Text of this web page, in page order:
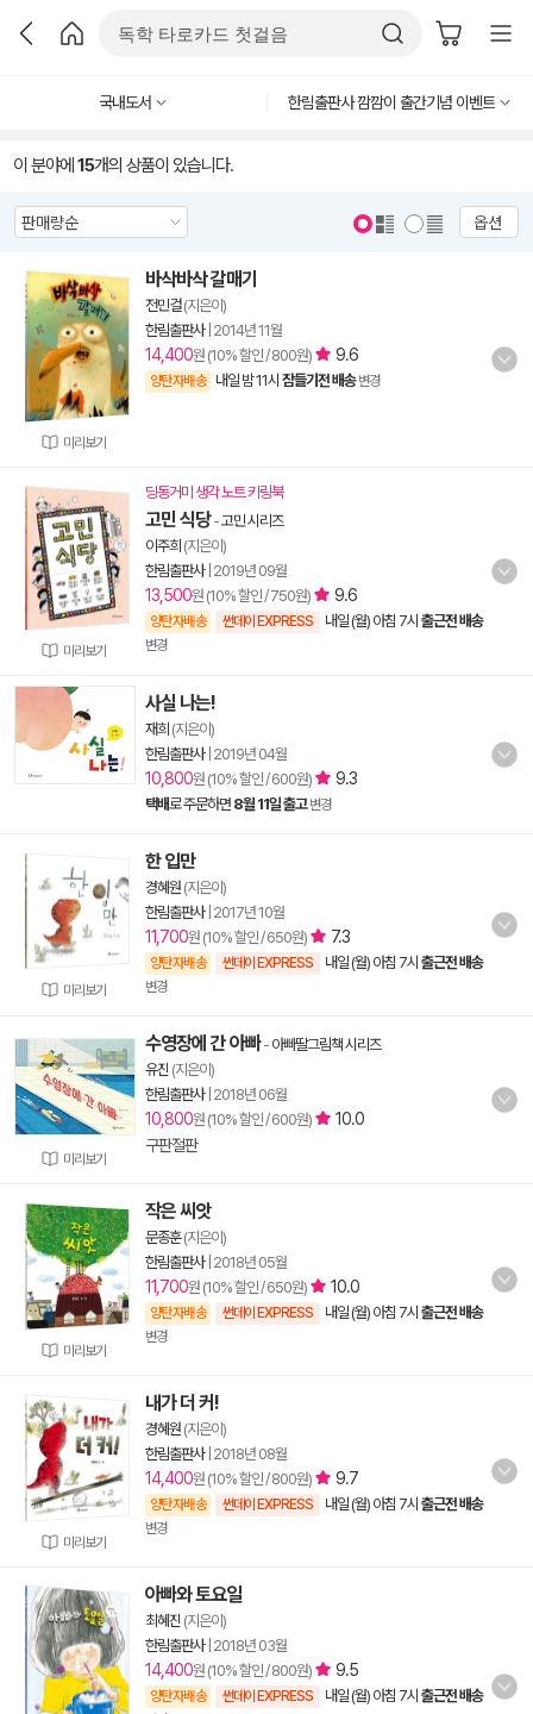
국내도서 한림출판사 깜깜이 출간기념 이벤트
이 분야에 15개의 상품이 있습니다.
옵션
미리보기
바삭바삭 갈매기
전민걸(지은이)
한림출판사| 2014년 11월
14,400원 (10% 할인 / 800원) 9.6
양탄자배송 내일 밤 11시 잠들기전 배송 변경
미리보기
딩동거미 생각 노트 키링북
고민 식당-고민 시리즈
이주희 (지은이)
한림출판사| 2019년 09월
13,500원 (10% 할인 / 750원) 9.6
양탄자배송 썬데이 EXPRESS 내일 (월) 아침 7시 출근전 배송
변경
사실 나는!
재희 (지은이)
한림출판사| 2019년 04월
10,800원 (10% 할인 / 600원) 9.3
택배로 주문하면 8월 11일 출고 변경
미리보기
한 입만
경혜원 (지은이)
한림출판사| 2017년 10월
11,700원 (10% 할인 / 650원) 7.3
양탄자배송 썬데이 EXPRESS 내일 (월) 아침 7시 출근전 배송
변경
미리보기
수영장에 간 아빠- 아빠딸그림책 시리즈
유진 (지은이)
한림출판사| 2018년 06월
10,800원 (10% 할인 / 600원)
10.0
구판절판
미리보기
작은 씨앗
문종훈(지은이)
한림출판사| 2018년 05월
11,700원 (10% 할인 / 650원) 10.0
양탄자배송 썬데이 EXPRESS 내일 (월) 아침 7시 출근전 배송
변경
미리보기
내가 더 커!
경혜원 (지은이)
한림출판사| 2018년 08월
14,400원 (10% 할인 / 800원) 9.7
양탄자배송 썬데이 EXPRESS 내일 (월) 아침 7시 출근전 배송
변경
아빠와 토요일
최혜진 (지은이)
한림출판사| 2018년 03월
14,400원 (10% 할인 / 800원) 9.5
양탄자배송 썬데이 EXPRESS 내일 (월) 아침 7시 출근전 배송